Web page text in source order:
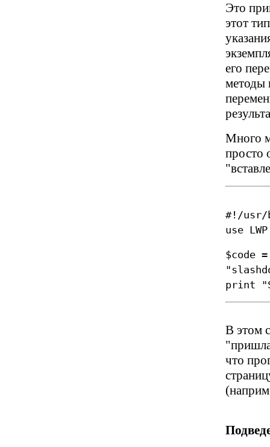
Это
этот
его
методы
Много
просто
#!/usr/
use
$code
print
В этом
что